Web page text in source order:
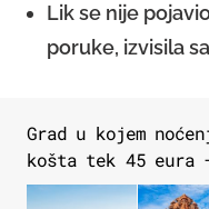
Lik se nije
poruke, izvisila
Grad u kojem
košta tek 45 eura